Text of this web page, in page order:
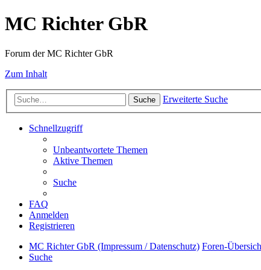
MC Richter GbR
Forum der MC Richter GbR
Zum Inhalt
Suche Erweiterte Suche
Schnellzugriff
Unbeantwortete Themen
Aktive Themen
Suche
FAQ
Anmelden
Registrieren
MC Richter GbR (Impressum / Datenschutz) Foren-
Suche